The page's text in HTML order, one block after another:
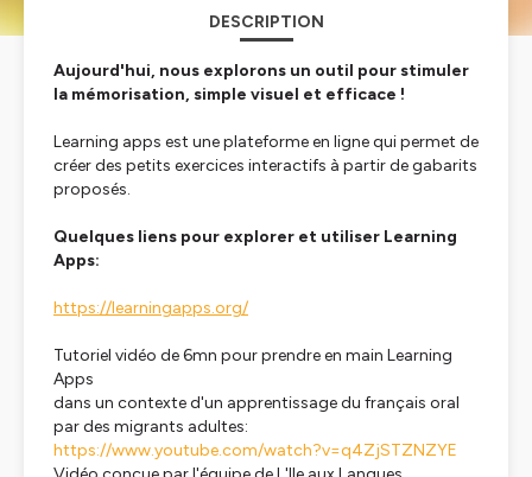
DESCRIPTION
Aujourd'hui, nous explorons un outil pour stimuler
la mémorisation, simple visuel et efficace !
Learning apps est une plateforme en ligne qui permet de
créer des petits exercices interactifs à partir de gabarits
proposés.
Quelques liens pour explorer et utiliser Learning
Apps:
https://learningapps.org/
Tutoriel vidéo de 6mn pour prendre en main Learning
Apps
dans un contexte d'un apprentissage du français oral
par des migrants adultes:
https://www.youtube.com/watch?v=q4ZjSTZNZYE